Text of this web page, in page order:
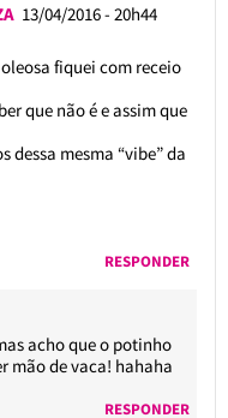
13/04/2016 - 20h44
fiquei com receio
que não é e assim que
dessa mesma “vibe” da
RESPONDER
acho que o potinho
mão de vaca! hahaha
RESPONDER